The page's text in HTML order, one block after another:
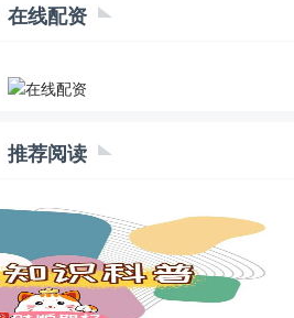
在线配资
推荐阅读